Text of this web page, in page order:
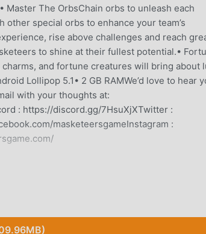
The OrbsChain orbs to unleash each
other special orbs to enhance your team’s
rise above challenges and reach
to shine at their fullest potential.•
and fortune creatures will bring about
Lollipop 5.1• 2 GB RAMWe’d love to hear
with your thoughts at:
: https://discord.gg/7HsuXjXTwitter :
masketeersgameInstagram :
di download di giochi gratuiti per mod apk al
l'ultima versione di Masketeers